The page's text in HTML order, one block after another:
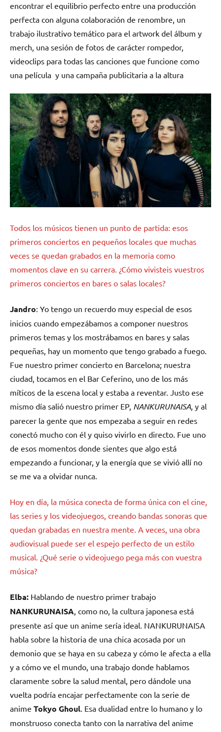
encontrar el equilibrio perfecto entre una producción
perfecta con alguna colaboración de renombre, un
trabajo ilustrativo temático para el artwork del álbum y
merch, una sesión de fotos de carácter rompedor,
videoclips para todas las canciones que funcione como
una película y una campaña publicitaria a la altura
Todos los músicos tienen un punto de partida: esos
primeros conciertos en pequeños locales que muchas
veces se quedan grabados en la memoria como
momentos clave en su carrera. ¿Cómo vivisteis vuestros
primeros conciertos en bares o salas locales?
Jandro: Yo tengo un recuerdo muy especial de esos
inicios cuando empezábamos a componer nuestros
primeros temas y los mostrábamos en bares y salas
pequeñas, hay un momento que tengo grabado a fuego.
Fue nuestro primer concierto en Barcelona; nuestra
ciudad, tocamos en el Bar Ceferino, uno de los más
míticos de la escena local y estaba a reventar. Justo ese
mismo día salió nuestro primer EP, NANKURUNAISA, y al
parecer la gente que nos empezaba a seguir en redes
conectó mucho con él y quiso vivirlo en directo. Fue uno
de esos momentos donde sientes que algo está
empezando a funcionar, y la energía que se vivió allí no
se me va a olvidar nunca.
Hoy en día, la música conecta de forma única con el cine,
las series y los videojuegos, creando bandas sonoras que
quedan grabadas en nuestra mente. A veces, una obra
audiovisual puede ser el espejo perfecto de un estilo
musical. ¿Qué serie o videojuego pega más con vuestra
música?
Elba: Hablando de nuestro primer trabajo
NANKURUNAISA, como no, la cultura japonesa está
presente así que un anime sería ideal. NANKURUNAISA
habla sobre la historia de una chica acosada por un
demonio que se haya en su cabeza y cómo le afecta a ella
y a cómo ve el mundo, una trabajo donde hablamos
claramente sobre la salud mental, pero dándole una
vuelta podría encajar perfectamente con la serie de
anime Tokyo Ghoul. Esa dualidad entre lo humano y lo
monstruoso conecta tanto con la narrativa del anime